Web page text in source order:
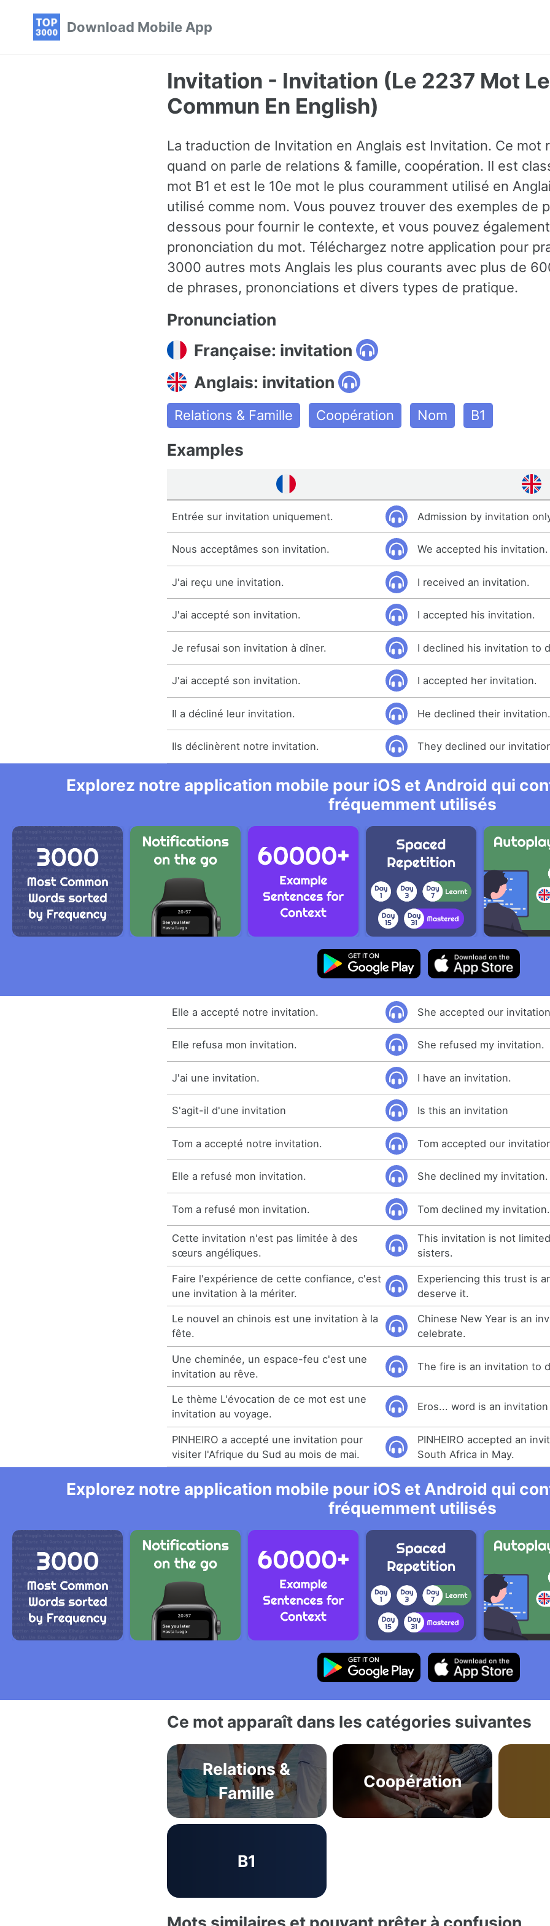
Download Mobile App
Invitation - Invitation (Le 2237 Mot
Commun En English)
La traduction de Invitation en Anglais est Invitation. Ce mot
quand on parle de relations & famille, coopération. Il est
mot B1 et est le 10e mot le plus couramment utilisé en
utilisé comme nom. Vous pouvez trouver des exemples de
dessous pour fournir le contexte, et vous pouvez
prononciation du mot. Téléchargez notre application pour
3000 autres mots Anglais les plus courants avec plus de
de phrases, prononciations et divers types de pratique.
Pronunciation
Française: invitation
Anglais: invitation
Relations & Famille Coopération Nom B1
Examples
Entrée sur invitation uniquement. Admission by invitation
Nous acceptâmes son invitation. We accepted his invitation.
J'ai reçu une invitation. I received an invitation.
J'ai accepté son invitation. I accepted his invitation.
Je refusai son invitation à dîner. I declined his invitation to
J'ai accepté son invitation. I accepted her invitation.
Il a décliné leur invitation. He declined their
Ils déclinèrent notre invitation. They declined our
Explorez notre application mobile pour iOS et Android qui
fréquemment utilisés
Elle a accepté notre invitation. She accepted our
Elle refusa mon invitation. She refused my invitation.
J'ai une invitation. I have an invitation.
S'agit-il d'une invitation Is this an invitation
Tom a accepté notre invitation. Tom accepted our
Elle a refusé mon invitation. She declined my invitation.
Tom a refusé mon invitation. Tom declined my invitation.
Cette invitation n'est pas limitée à des
sœurs angéliques.
This invitation is not
sisters.
Faire l'expérience de cette confiance, c'est
une invitation à la mériter.
Experiencing this trust is
deserve it.
Le nouvel an chinois est une invitation à la
fête.
Chinese New Year is an
celebrate.
Une cheminée, un espace-feu c'est une
invitation au rêve.
The fire is an invitation to
Le thème L'évocation de ce mot est une
invitation au voyage.
Eros... word is an
PINHEIRO a accepté une invitation pour
visiter l'Afrique du Sud au mois de mai.
PINHEIRO accepted an
South Africa in May.
Explorez notre application mobile pour iOS et Android qui
fréquemment utilisés
Ce mot apparaît dans les catégories suivantes
Relations &
Famille
Coopération
B1